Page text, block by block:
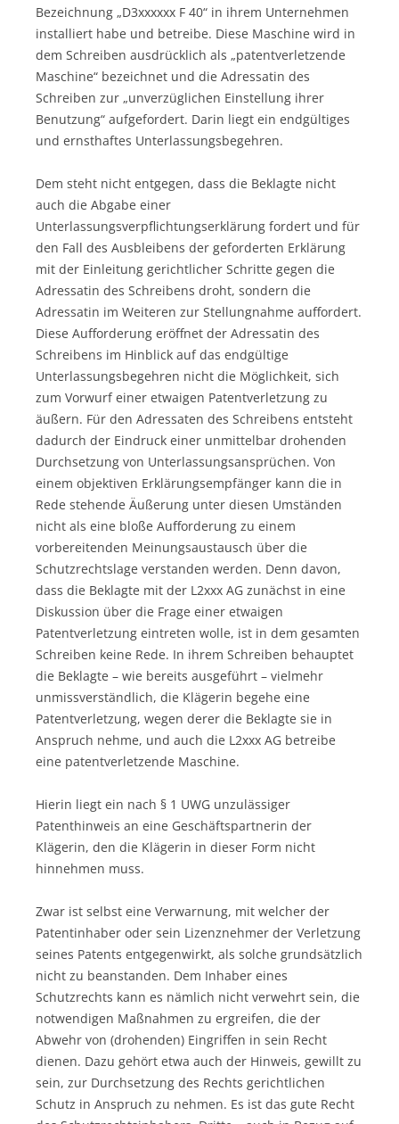
Bezeichnung „D3xxxxxx F 40“ in ihrem Unternehmen
installiert habe und betreibe. Diese Maschine wird in
dem Schreiben ausdrücklich als „patentverletzende
Maschine“ bezeichnet und die Adressatin des
Schreiben zur „unverzüglichen Einstellung ihrer
Benutzung“ aufgefordert. Darin liegt ein endgültiges
und ernsthaftes Unterlassungsbegehren.
Dem steht nicht entgegen, dass die Beklagte nicht
auch die Abgabe einer
Unterlassungsverpflichtungserklärung fordert und für
den Fall des Ausbleibens der geforderten Erklärung
mit der Einleitung gerichtlicher Schritte gegen die
Adressatin des Schreibens droht, sondern die
Adressatin im Weiteren zur Stellungnahme auffordert.
Diese Aufforderung eröffnet der Adressatin des
Schreibens im Hinblick auf das endgültige
Unterlassungsbegehren nicht die Möglichkeit, sich
zum Vorwurf einer etwaigen Patentverletzung zu
äußern. Für den Adressaten des Schreibens entsteht
dadurch der Eindruck einer unmittelbar drohenden
Durchsetzung von Unterlassungsansprüchen. Von
einem objektiven Erklärungsempfänger kann die in
Rede stehende Äußerung unter diesen Umständen
nicht als eine bloße Aufforderung zu einem
vorbereitenden Meinungsaustausch über die
Schutzrechtslage verstanden werden. Denn davon,
dass die Beklagte mit der L2xxx AG zunächst in eine
Diskussion über die Frage einer etwaigen
Patentverletzung eintreten wolle, ist in dem gesamten
Schreiben keine Rede. In ihrem Schreiben behauptet
die Beklagte – wie bereits ausgeführt – vielmehr
unmissverständlich, die Klägerin begehe eine
Patentverletzung, wegen derer die Beklagte sie in
Anspruch nehme, und auch die L2xxx AG betreibe
eine patentverletzende Maschine.
Hierin liegt ein nach § 1 UWG unzulässiger
Patenthinweis an eine Geschäftspartnerin der
Klägerin, den die Klägerin in dieser Form nicht
hinnehmen muss.
Zwar ist selbst eine Verwarnung, mit welcher der
Patentinhaber oder sein Lizenznehmer der Verletzung
seines Patents entgegenwirkt, als solche grundsätzlich
nicht zu beanstanden. Dem Inhaber eines
Schutzrechts kann es nämlich nicht verwehrt sein, die
notwendigen Maßnahmen zu ergreifen, die der
Abwehr von (drohenden) Eingriffen in sein Recht
dienen. Dazu gehört etwa auch der Hinweis, gewillt zu
sein, zur Durchsetzung des Rechts gerichtlichen
Schutz in Anspruch zu nehmen. Es ist das gute Recht